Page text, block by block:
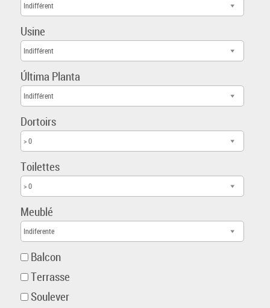
Indifférent
Usine
Indifférent
Última Planta
Indifférent
Dortoirs
> 0
Toilettes
> 0
Meublé
Indiferente
Balcon
Terrasse
Soulever